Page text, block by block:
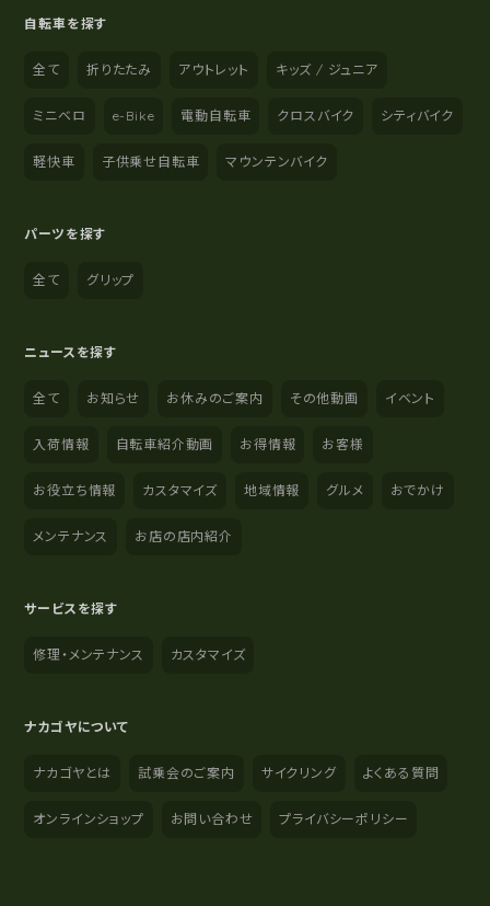
自転車を探す
全て 折りたたみ アウトレット キッズ / ジュニア
ミニベロ e-Bike 電動自転車 クロスバイク シティバイク
軽快車 子供乗せ自転車 マウンテンバイク
パーツを探す
全て グリップ
ニュースを探す
全て お知らせ お休みのご案内 その他動画 イベント
入荷情報 自転車紹介動画 お得情報 お客様
お役立ち情報 カスタマイズ 地域情報 グルメ おでかけ
メンテナンス お店の店内紹介
サービスを探す
修理・メンテナンス カスタマイズ
ナカゴヤについて
ナカゴヤとは 試乗会のご案内 サイクリング よくある質問
オンラインショップ お問い合わせ プライバシーポリシー